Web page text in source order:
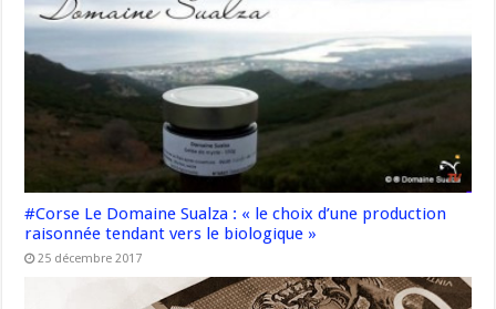
#Corse Le Domaine Sualza : « le choix d’une production
raisonnée tendant vers le biologique »
25 décembre 2017